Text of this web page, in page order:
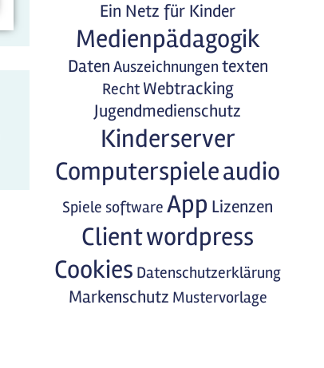
Ein Netz für Kinder
Medienpädagogik
Daten Auszeichnungen texten
Recht Webtracking
Jugendmedienschutz
Kinderserver
Computerspieleaudio
Spiele software App Lizenzen
Clientwordpress
Cookies Datenschutzerklärung
Markenschutz Mustervorlage